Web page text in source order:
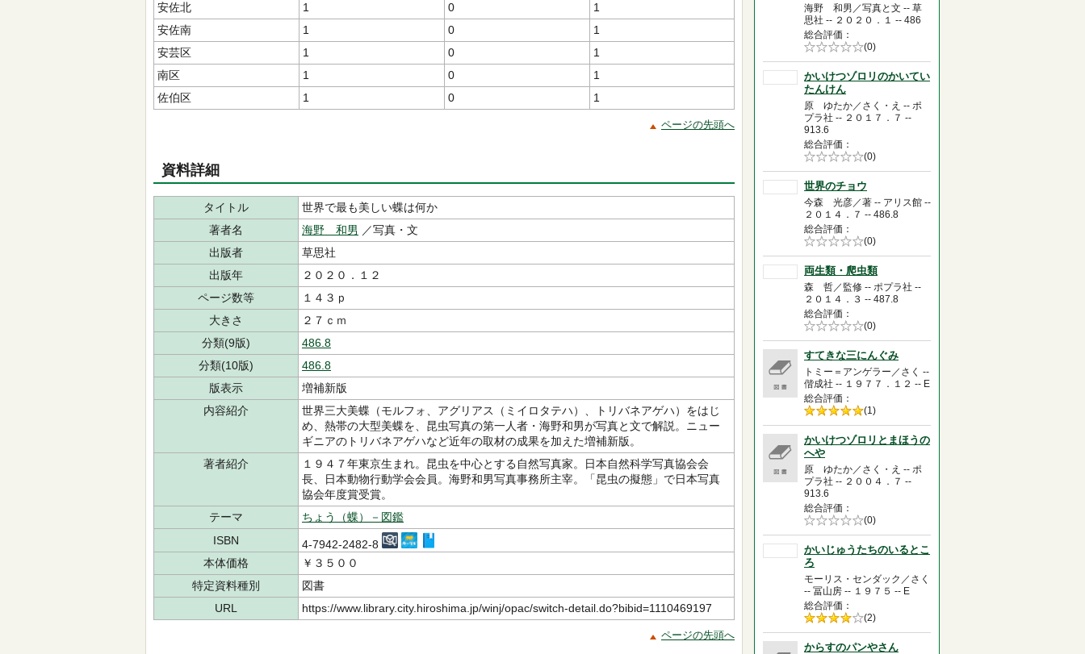
安佐北
1 0
1
安佐南
1 0
1
安芸区
1 0
1
南区
1 0
1
佐伯区
1 0 1
ページの先頭へ
資料詳細
タイトル
世界で最も美しい蝶は何か
著者名
海野 和男 ／写真・文
出版者
草思社
出版年
２０２０．１２
ページ数等
１４３ｐ
大きさ
２７ｃｍ
分類(9版)
486.8
分類(10版)
486.8
版表示
増補新版
内容紹介
世界三大美蝶（モルフォ、アグリアス（ミイロタテハ）、トリバネアゲハ）をはじ
め、熱帯の大型美蝶を、昆虫写真の第一人者・海野和男が写真と文で解説。ニュー
ギニアのトリバネアゲハなど近年の取材の成果を加えた増補新版。
著者紹介
１９４７年東京生まれ。昆虫を中心とする自然写真家。日本自然科学写真協会会
長、日本動物行動学会会員。海野和男写真事務所主宰。「昆虫の擬態」で日本写真
協会年度賞受賞。
テーマ
ちょう（蝶）－図鑑
ISBN
4-7942-2482-8
本体価格
￥３５００
特定資料種別
図書
URL
https://www.library.city.hiroshima.jp/winj/opac/switch-detail.do?bibid=1110469197
ページの先頭へ
海野 和男／写真と文 -- 草
思社 -- ２０２０．１ -- 486
総合評価
5段階評価の
0.0
(0)
かいけつゾロリのかいてい
たんけん
原 ゆたか／さく・え -- ポ
プラ社 -- ２０１７．７ --
913.6
総合評価
5段階評価の
0.0
(0)
世界のチョウ
今森 光彦／著 -- アリス館 --
２０１４．７ -- 486.8
総合評価
5段階評価の
0.0
(0)
両生類・爬虫類
森 哲／監修 -- ポプラ社 --
２０１４．３ -- 487.8
総合評価
5段階評価の
0.0
(0)
すてきな三にんぐみ
トミー＝アンゲラー／さく --
偕成社 -- １９７７．１２ -- E
総合評価
5段階評価の
5.0
(1)
かいけつゾロリとまほうの
へや
原 ゆたか／さく・え -- ポ
プラ社 -- ２００４．７ --
913.6
総合評価
5段階評価の
0.0
(0)
かいじゅうたちのいるとこ
ろ
モーリス・センダック／さく
-- 冨山房 -- １９７５ -- E
総合評価
5段階評価の
4.0
(2)
からすのパンやさん